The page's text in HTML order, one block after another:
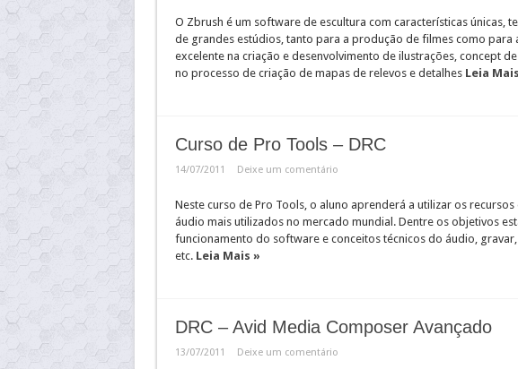
O Zbrush é um software de escultura com características únicas,
de grandes estúdios, tanto para a produção de filmes como para
excelente na criação e desenvolvimento de ilustrações, concept
no processo de criação de mapas de relevos e detalhes Leia
Curso de Pro Tools – DRC
14/07/2011 Deixe um comentário
Neste curso de Pro Tools, o aluno aprenderá a utilizar os
áudio mais utilizados no mercado mundial. Dentre os objetivos
funcionamento do software e conceitos técnicos do áudio,
etc. Leia Mais »
DRC – Avid Media Composer Avançado
13/07/2011 Deixe um comentário